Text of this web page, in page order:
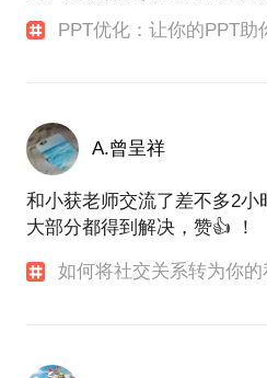
PPT优化：让你的PPT助
A.曾呈祥
和小获老师交流了差不多2
大部分都得到解决，赞👍 ！
如何将社交关系转为你的